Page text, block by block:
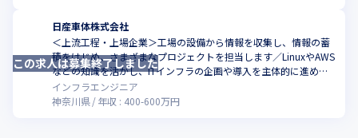
日産車体株式会社
＜上流工程・上場企業＞工場の設備から情報を収集し、情報の蓄
積をはじめ、さまざまなプロジェクトを担当します／LinuxやAWS
などの知識を活かし、ITインフラの企画や導入を主体的に進めま
せんか
インフラエンジニア
神奈川県
年収 : 400-600万円
この求人は募集終了しました